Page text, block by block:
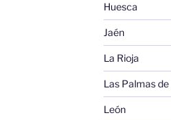
Huesca
Jaén
La Rioja
Las Palmas
León